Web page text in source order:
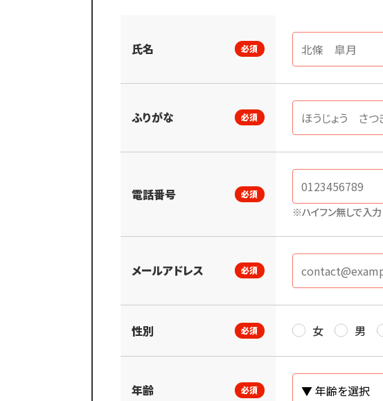
氏名 必須
ふりがな 必須
電話番号 必須
※ハイフン無しで入力
メールアドレス 必須
性別 必須 女 男
年齢 必須